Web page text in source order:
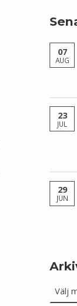
07
AUG
23
JUL
29
JUN